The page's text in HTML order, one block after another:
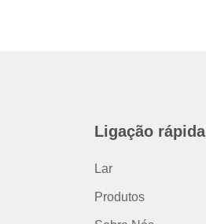
Ligação rápida
Lar
Produtos